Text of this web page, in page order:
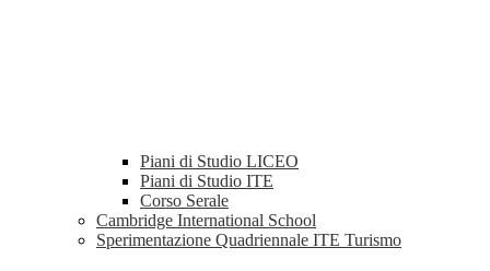
Piani di Studio LICEO
Piani di Studio ITE
Corso Serale
Cambridge International School
Sperimentazione Quadriennale ITE Turismo